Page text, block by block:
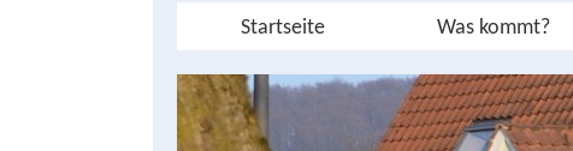
Startseite Was kommt?